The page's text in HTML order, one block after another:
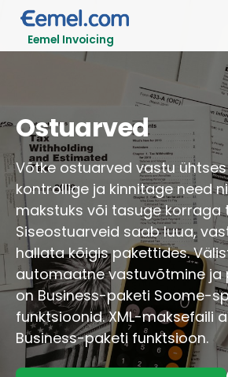
Eemel Invoicing
Ostuarved
Võtke ostuarved vastu
kontrollige ja kinnitage need
makstuks või tasuge korraga
Siseostuarveid saab luua,
hallata kõigis pakettides.
automaatne vastuvõtmine ja
on Business-paketi Soome-
funktsioonid. XML-maksefaili
Business-paketi funktsioon.